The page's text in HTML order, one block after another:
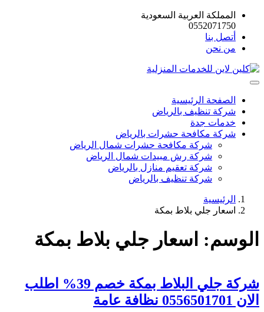
المملكة العربية السعودية
0552071750
أتصل بنا
من نحن
الصفحة الرئيسية
شركة تنظيف بالرياض
خدمات جدة
شركة مكافحة حشرات بالرياض
شركة مكافحة حشرات شمال الرياض
شركة رش مبيدات شمال الرياض
شركة تعقيم منازل بالرياض
شركة تنظيف بالرياض
الرئيسية
اسعار جلي بلاط بمكة
الوسم: اسعار جلي بلاط بمكة
شركة جلي البلاط بمكة خصم 39% اطلب
الان 0556501701 نظافة عامة